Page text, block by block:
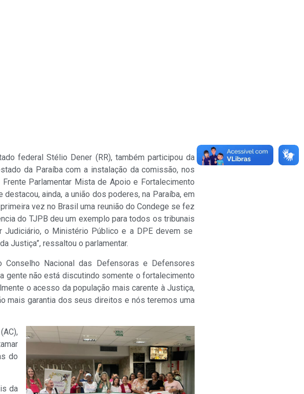
federal Stélio Dener (RR), também participou da
da Paraíba com a instalação da comissão, nos
Parlamentar Mista de Apoio e Fortalecimento
ainda, a união dos poderes, na Paraíba, em
vez no Brasil uma reunião do Condege se fez
do TJPB deu um exemplo para todos os tribunais
o Ministério Público e a DPE devem se
Justiça”, ressaltou o parlamentar.
Nacional das Defensoras e Defensores
gente não está discutindo somente o fortalecimento
o acesso da população mais carente à Justiça,
mais garantia dos seus direitos e nós teremos uma
do
da